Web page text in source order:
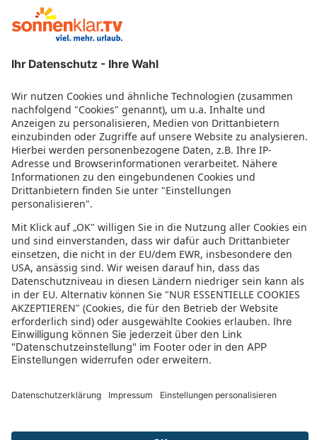
Presidente
Benimar
New Trebol
Flamingo Oasis
Blanq Carmen Hotel
Coroa Malvarrosa
Senator Gandia
Now Benidorm
Barcelo Benidorm Beach
San Francisco Apartment
SH Colon Valencia
Mediterraneo